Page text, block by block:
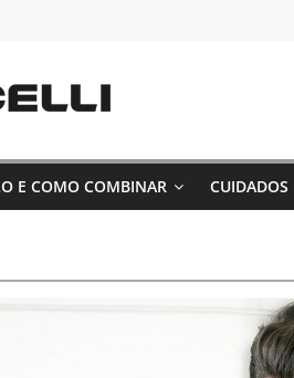
E COMO COMBINAR CUIDADOS